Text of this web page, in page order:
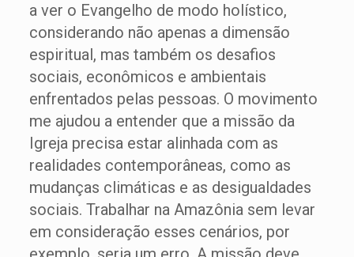
a ver o Evangelho de modo holístico,
considerando não apenas a dimensão
espiritual, mas também os desafios
sociais, econômicos e ambientais
enfrentados pelas pessoas. O movimento
me ajudou a entender que a missão da
Igreja precisa estar alinhada com as
realidades contemporâneas, como as
mudanças climáticas e as desigualdades
sociais. Trabalhar na Amazônia sem levar
em consideração esses cenários, por